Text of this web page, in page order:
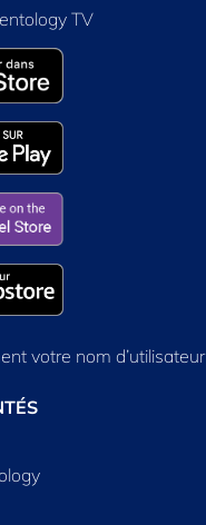
TV
votre nom d’utilisateur